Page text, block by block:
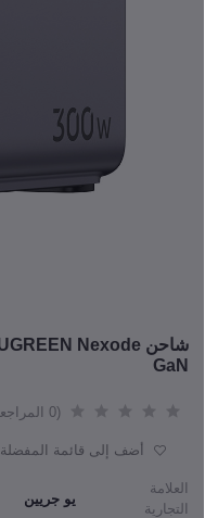
GaN
(0 المراجعات)
أضف إلى قائمة المفضلة
العلامة
التجارية
يو جريين